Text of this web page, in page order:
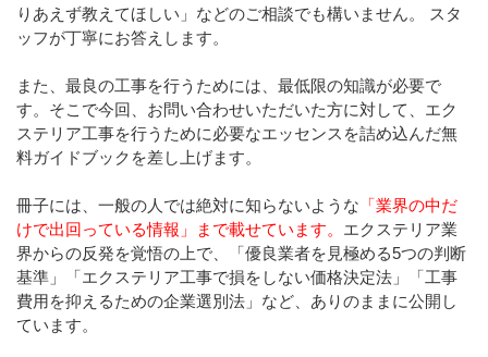
りあえず教えてほしい」などのご相談でも構いません。 スタ
ッフが丁寧にお答えします。
また、最良の工事を行うためには、最低限の知識が必要で
す。そこで今回、お問い合わせいただいた方に対して、エク
ステリア工事を行うために必要なエッセンスを詰め込んだ無
料ガイドブックを差し上げます。
冊子には、一般の人では絶対に知らないような 「業界の中だ
けで出回っている情報」まで載せています。 エクステリア業
界からの反発を覚悟の上で、「優良業者を見極める5つの判断
基準」「エクステリア工事で損をしない価格決定法」「工事
費用を抑えるための企業選別法」など、ありのままに公開し
ています。